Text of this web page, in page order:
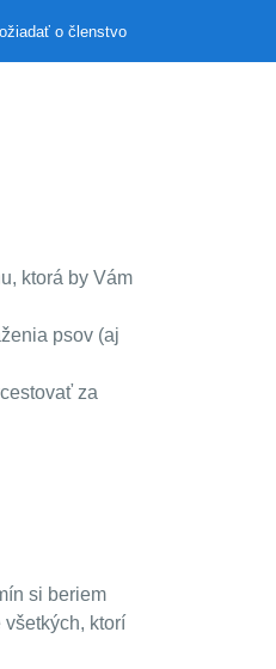
o členstvo
ktorá by Vám
psov (aj
za
si beriem
ktorí